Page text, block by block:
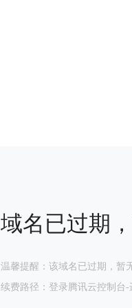
域名已过期
温馨提醒：该域名已过期，暂
续费路径：登录腾讯云控制台